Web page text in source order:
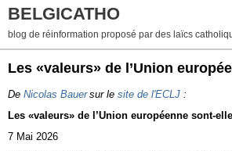
BELGICATHO
blog de réinformation proposé par des laïcs
Les «valeurs» de l’Union
De Nicolas Bauer sur le site de l'ECLJ :
Les «valeurs» de l’Union européenne sont-
7 Mai 2026